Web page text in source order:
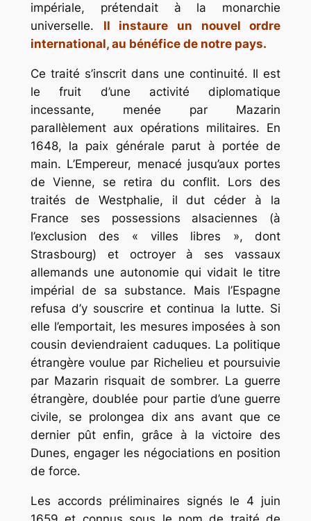
impériale, prétendait à la monarchie
universelle. Il instaure un nouvel ordre
international, au bénéfice de notre pays.
Ce traité s’inscrit dans une continuité. Il est
le fruit d’une activité diplomatique
incessante, menée par Mazarin
parallèlement aux opérations militaires. En
1648, la paix générale parut à portée de
main. L’Empereur, menacé jusqu’aux portes
de Vienne, se retira du conflit. Lors des
traités de Westphalie, il dut céder à la
France ses possessions alsaciennes (à
l’exclusion des « villes libres », dont
Strasbourg) et octroyer à ses vassaux
allemands une autonomie qui vidait le titre
impérial de sa substance. Mais l’Espagne
refusa d’y souscrire et continua la lutte. Si
elle l’emportait, les mesures imposées à son
cousin deviendraient caduques. La politique
étrangère voulue par Richelieu et poursuivie
par Mazarin risquait de sombrer. La guerre
étrangère, doublée pour partie d’une guerre
civile, se prolongea dix ans avant que ce
dernier pût enfin, grâce à la victoire des
Dunes, engager les négociations en position
de force.
Les accords préliminaires signés le 4 juin